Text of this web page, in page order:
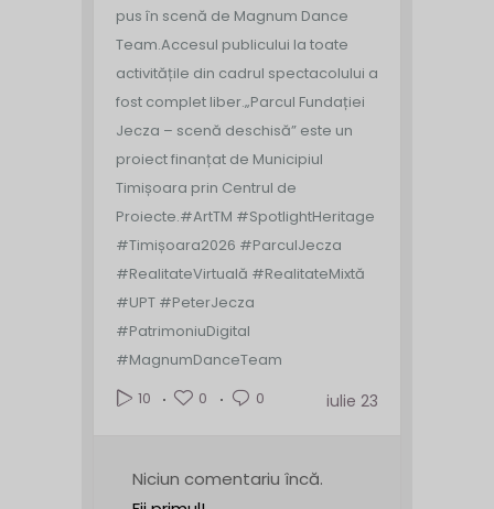
pus în scenă de Magnum Dance
Team.Accesul publicului la toate
activitățile din cadrul spectacolului a
fost complet liber.„Parcul Fundației
Jecza – scenă deschisă” este un
proiect finanțat de Municipiul
Timișoara prin Centrul de
Proiecte.#ArtTM #SpotlightHeritage
#Timișoara2026 #ParculJecza
#RealitateVirtuală #RealitateMixtă
#UPT #PeterJecza
#PatrimoniuDigital
#MagnumDanceTeam
10
0 0 iulie 23
Niciun comentariu încă.